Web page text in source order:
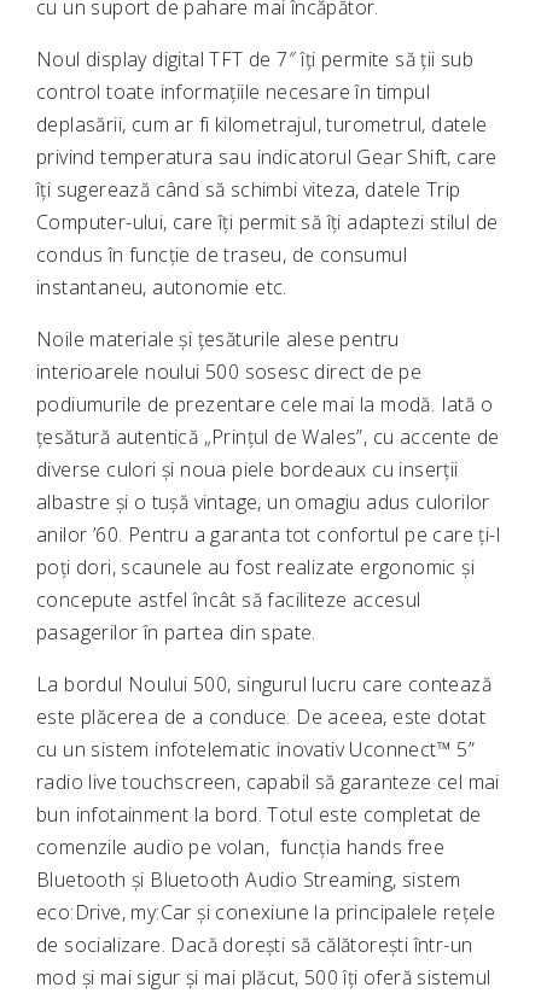
cu un suport de pahare mai încăpător.
Noul display digital TFT de 7″ îți permite să ții sub
control toate informațiile necesare în timpul
deplasării, cum ar fi kilometrajul, turometrul, datele
privind temperatura sau indicatorul Gear Shift, care
îți sugerează când să schimbi viteza, datele Trip
Computer-ului, care îți permit să îți adaptezi stilul de
condus în funcție de traseu, de consumul
instantaneu, autonomie etc.
Noile materiale și țesăturile alese pentru
interioarele noului 500 sosesc direct de pe
podiumurile de prezentare cele mai la modă. Iată o
țesătură autentică „Prințul de Wales”, cu accente de
diverse culori și noua piele bordeaux cu inserții
albastre și o tușă vintage, un omagiu adus culorilor
anilor ’60. Pentru a garanta tot confortul pe care ți-l
poți dori, scaunele au fost realizate ergonomic și
concepute astfel încât să faciliteze accesul
pasagerilor în partea din spate.
La bordul Noului 500, singurul lucru care contează
este plăcerea de a conduce. De aceea, este dotat
cu un sistem infotelematic inovativ Uconnect™ 5”
radio live touchscreen, capabil să garanteze cel mai
bun infotainment la bord. Totul este completat de
comenzile audio pe volan, funcția hands free
Bluetooth și Bluetooth Audio Streaming, sistem
eco:Drive, my:Car și conexiune la principalele rețele
de socializare. Dacă dorești să călătorești într-un
mod și mai sigur și mai plăcut, 500 îți oferă sistemul